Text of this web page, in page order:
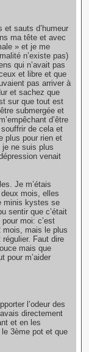
et sauts d’humeur
ma tête et avec
» et je me
n’existe pas)
qui n’avait pas
et libre et que
pas arriver à
et sachez que
sur que tout est
submergée et
d’être
de cela et
plus pour rien et
je ne suis plus
venait
Je m’étais
mois, elles
minis kystes se
sentir que c’était
moi: c’est
mois, mais le plus
Faut dire
mais que
pour m’aider
l’odeur des
directement
et en les
le 3ème pot et que